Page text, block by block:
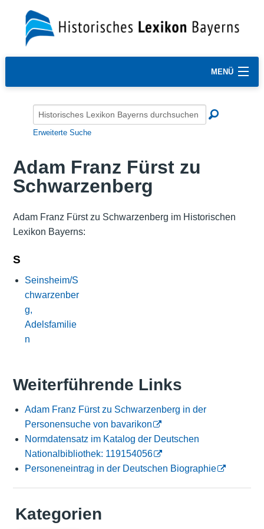
MENÜ
Erweiterte Suche
Adam Franz Fürst zu
Schwarzenberg
Adam Franz Fürst zu Schwarzenberg im Historischen
Lexikon Bayerns:
S
Seinsheim/S
chwarzenber
g,
Adelsfamilie
n
Weiterführende Links
Adam Franz Fürst zu Schwarzenberg in der
Personensuche von bavarikon
Normdatensatz im Katalog der Deutschen
Nationalbibliothek: 119154056
Personeneintrag in der Deutschen Biographie
Kategorien